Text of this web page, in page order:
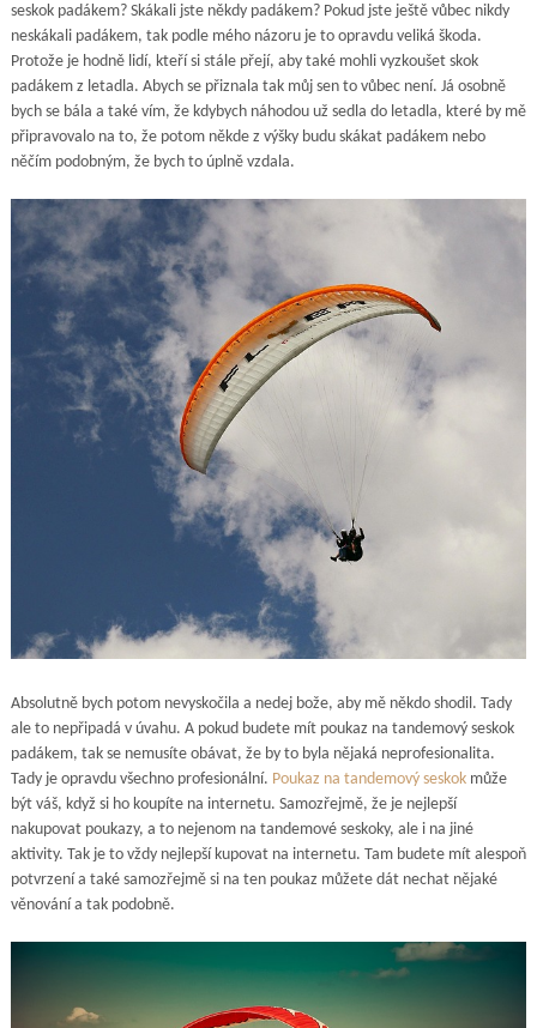
seskok padákem? Skákali jste někdy padákem? Pokud jste ještě vůbec nikdy
neskákali padákem, tak podle mého názoru je to opravdu veliká škoda.
Protože je hodně lidí, kteří si stále přejí, aby také mohli vyzkoušet skok
padákem z letadla. Abych se přiznala tak můj sen to vůbec není. Já osobně
bych se bála a také vím, že kdybych náhodou už sedla do letadla, které by mě
připravovalo na to, že potom někde z výšky budu skákat padákem nebo
něčím podobným, že bych to úplně vzdala.
Absolutně bych potom nevyskočila a nedej bože, aby mě někdo shodil. Tady
ale to nepřipadá v úvahu. A pokud budete mít poukaz na tandemový seskok
padákem, tak se nemusíte obávat, že by to byla nějaká neprofesionalita.
Tady je opravdu všechno profesionální. Poukaz na tandemový seskokmůže
být váš, když si ho koupíte na internetu. Samozřejmě, že je nejlepší
nakupovat poukazy, a to nejenom na tandemové seskoky, ale i na jiné
aktivity. Tak je to vždy nejlepší kupovat na internetu. Tam budete mít alespoň
potvrzení a také samozřejmě si na ten poukaz můžete dát nechat nějaké
věnování a tak podobně.